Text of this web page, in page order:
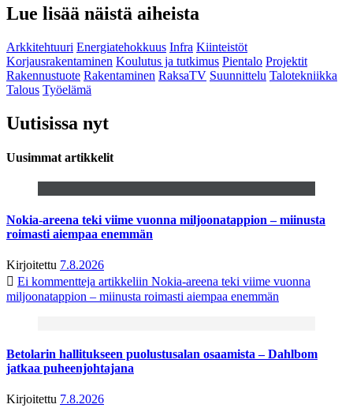
Lue lisää näistä aiheista
Arkkitehtuuri Energiatehokkuus Infra Kiinteistöt
Korjausrakentaminen Koulutus ja tutkimus Pientalo Projektit
Rakennustuote Rakentaminen RaksaTV Suunnittelu Talotekniikka
Talous Työelämä
Uutisissa nyt
Uusimmat artikkelit
Nokia-areena teki viime vuonna miljoonatappion – miinusta
roimasti aiempaa enemmän
Kirjoitettu 7.8.2026
Ei kommentteja artikkeliin Nokia-areena teki viime vuonna
miljoonatappion – miinusta roimasti aiempaa enemmän
Betolarin hallitukseen puolustusalan osaamista – Dahlbom
jatkaa puheenjohtajana
Kirjoitettu 7.8.2026